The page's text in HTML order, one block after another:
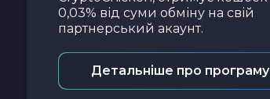
0,03% від суми обміну на свій
партнерський акаунт.
Детальніше про програму